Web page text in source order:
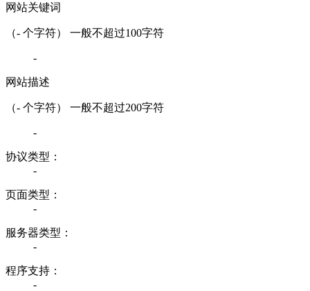
网站关键词
（- 个字符） 一般不超过100字符
-
网站描述
（- 个字符） 一般不超过200字符
-
协议类型：
-
页面类型：
-
服务器类型：
-
程序支持：
-